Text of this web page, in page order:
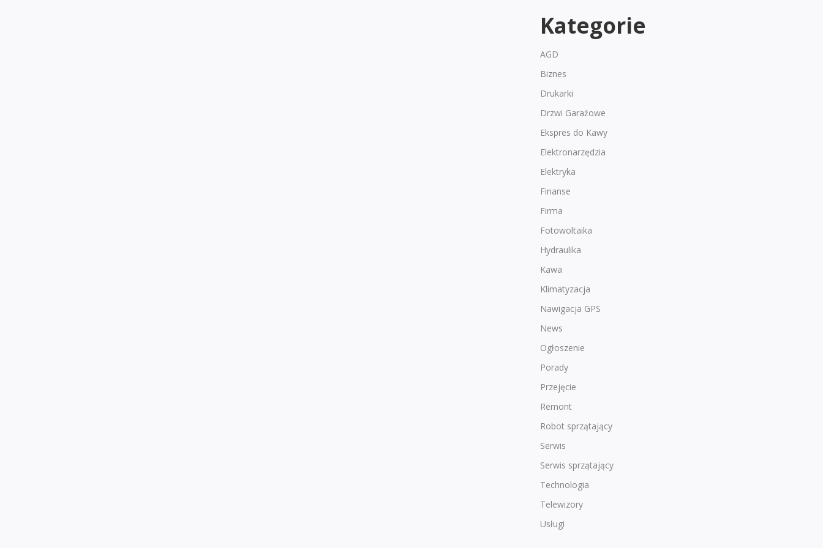
Kategorie
AGD
Biznes
Drukarki
Drzwi Garażowe
Ekspres do Kawy
Elektronarzędzia
Elektryka
Finanse
Firma
Fotowoltaika
Hydraulika
Kawa
Klimatyzacja
Nawigacja GPS
News
Ogłoszenie
Porady
Przejęcie
Remont
Robot sprzątający
Serwis
Serwis sprzątający
Technologia
Telewizory
Usługi